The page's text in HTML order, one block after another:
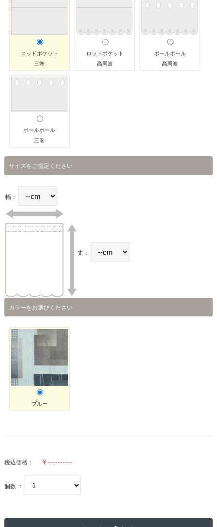
ロッドポケット
三巻
ロッドポケット
高周波
ポールホール
高周波
ポールホール
三巻
サイズをご指定ください
幅：
丈：
カラーをお選びください
ブルー
税込価格：
個数 ：